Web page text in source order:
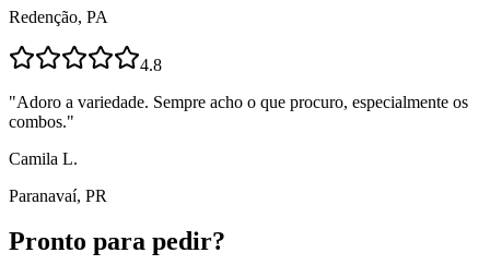
Redenção, PA
4.8
"Adoro a variedade. Sempre acho o que procuro, especialmente os
combos."
Camila L.
Paranavaí, PR
Pronto para pedir?